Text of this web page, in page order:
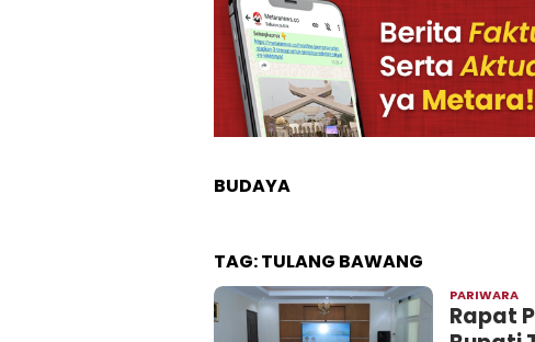
BUDAYA
TAG:TULANG BAWANG
PARIWARA
Rapat